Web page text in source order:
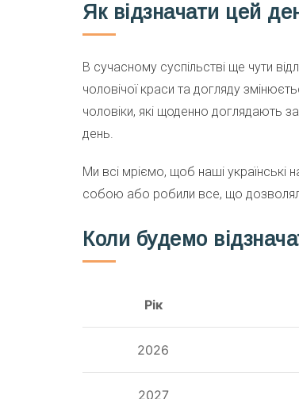
Як відзначати цей
В сучасному суспільстві ще чути
чоловічої краси та догляду
чоловіки, які щоденно доглядають
день.
Ми всі мріємо, щоб наші українські
собою або робили все, що
Коли будемо
Рік
2026
2027